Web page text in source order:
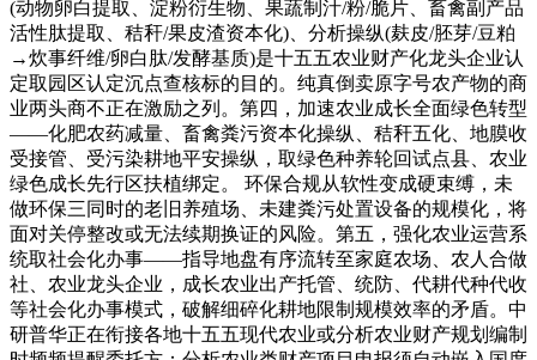
(动物卵白提取、淀粉衍生物、果蔬制汁/粉/脆片、畜禽副产品
活性肽提取、秸秆/果皮渣资本化)、分析操纵(麸皮/胚芽/豆粕
→炊事纤维/卵白肽/发酵基质)是十五五农业财产化龙头企业认
定取园区认定沉点查核标的目的。纯真倒卖原字号农产物的商
业两头商不正在激励之列。第四，加速农业成长全面绿色转型
——化肥农药减量、畜禽粪污资本化操纵、秸秆五化、地膜收
受接管、受污染耕地平安操纵，取绿色种养轮回试点县、农业
绿色成长先行区扶植绑定。 环保合规从软性变成硬束缚，未
做环保三同时的老旧养殖场、未建粪污处置设备的规模化，将
面对关停整改或无法续期换证的风险。第五，强化农业运营系
统取社会化办事——指导地盘有序流转至家庭农场、农人合做
社、农业龙头企业，成长农业出产托管、统防、代耕代种代收
等社会化办事模式，破解细碎化耕地限制规模效率的矛盾。中
研普华正在衔接各地十五五现代农业或分析农业财产规划编制